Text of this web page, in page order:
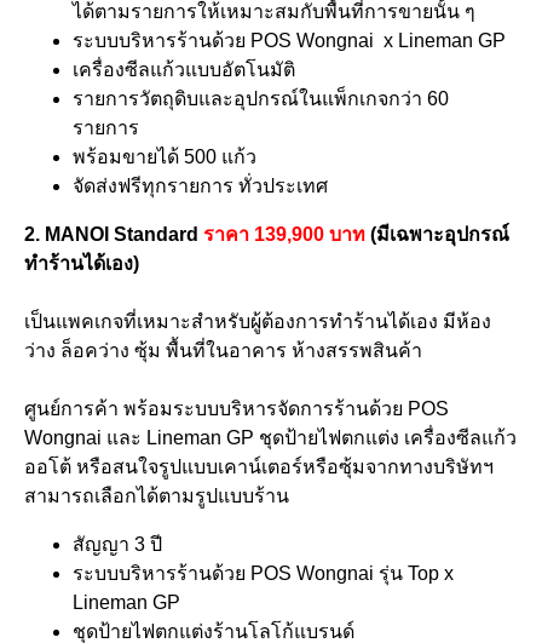
ได้ตามรายการให้เหมาะสมกับพื้นที่การขายนั้น ๆ
ระบบบริหารร้านด้วย POS Wongnai x Lineman GP
เครื่องซีลแก้วแบบอัตโนมัติ
รายการวัตถุดิบและอุปกรณ์ในแพ็กเกจกว่า 60
รายการ
พร้อมขายได้ 500 แก้ว
จัดส่งฟรีทุกรายการ ทั่วประเทศ
2. MANOI Standard ราคา 139,900 บาท (มีเฉพาะอุปกรณ์
ทำร้านได้เอง)
เป็นแพคเกจที่เหมาะสำหรับผู้ต้องการทำร้านได้เอง มีห้อง
ว่าง ล็อคว่าง ซุ้ม พื้นที่ในอาคาร ห้างสรรพสินค้า
ศูนย์การค้า พร้อมระบบบริหารจัดการร้านด้วย POS
Wongnai และ Lineman GP ชุดป้ายไฟตกแต่ง เครื่องซีลแก้ว
ออโต้ หรือสนใจรูปแบบเคาน์เตอร์หรือซุ้มจากทางบริษัทฯ
สามารถเลือกได้ตามรูปแบบร้าน
สัญญา 3 ปี
ระบบบริหารร้านด้วย POS Wongnai รุ่น Top x
Lineman GP
ชุดป้ายไฟตกแต่งร้านโลโก้แบรนด์